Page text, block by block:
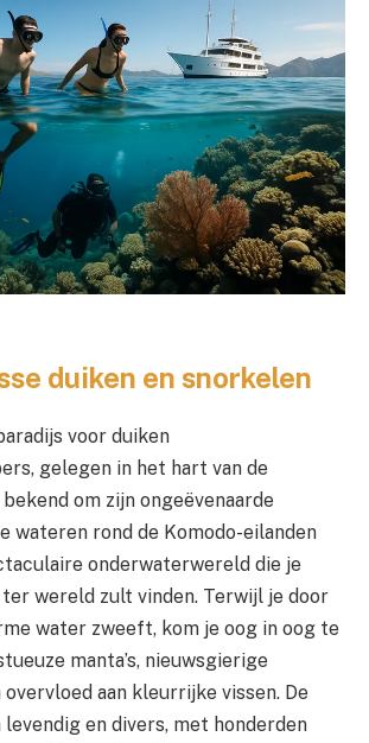
duiken en snorkelen
voor duiken
gelegen in het hart van de
om zijn ongeëvenaarde
wateren rond de Komodo-eilanden
onderwaterwereld die je
wereld zult vinden. Terwijl je door
water zweeft, kom je oog in oog te
manta’s, nieuwsgierige
aan kleurrijke vissen. De
en divers, met honderden